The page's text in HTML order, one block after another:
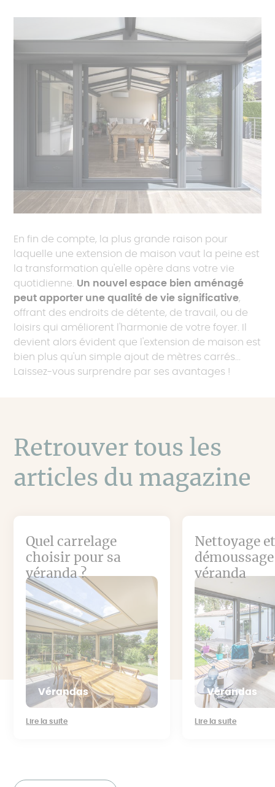
En fin de compte, la plus grande raison pour
laquelle une extension de maison vaut la peine est
la transformation qu'elle opère dans votre vie
quotidienne. Un nouvel espace bien aménagé
peut apporter une qualité de vie significative,
offrant des endroits de détente, de travail, ou de
loisirs qui améliorent l'harmonie de votre foyer. Il
devient alors évident que l'extension de maison est
bien plus qu'un simple ajout de mètres carrés...
Laissez-vous surprendre par ses avantages !
Retrouver tous les
articles du magazine
Quel carrelage
choisir pour sa
véranda ?
Vérandas
Lire la suite
Nettoyage
véranda
Vérandas
Lire la suite